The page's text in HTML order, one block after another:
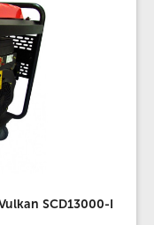
SCD13000-I